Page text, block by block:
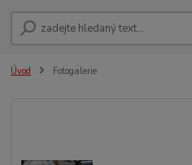
Úvod Fotogalerie